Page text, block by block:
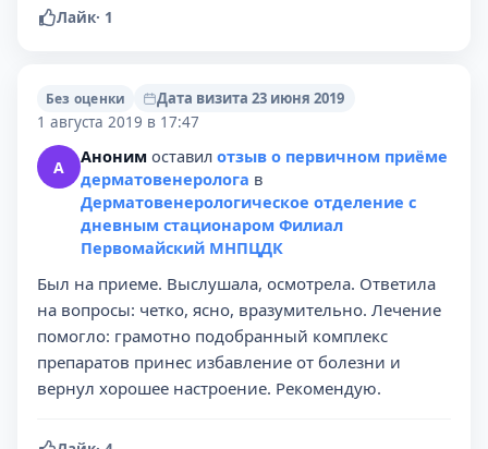
Лайк· 1
Без оценки
Дата визита 23 июня 2019
1 августа 2019 в 17:47
А Аноним оставил отзыв о первичном приёме
дерматовенеролога в
Дерматовенерологическое отделение с
дневным стационаром Филиал
Первомайский МНПЦДК
Был на приеме. Выслушала, осмотрела. Ответила
на вопросы: четко, ясно, вразумительно. Лечение
помогло: грамотно подобранный комплекс
препаратов принес избавление от болезни и
вернул хорошее настроение. Рекомендую.